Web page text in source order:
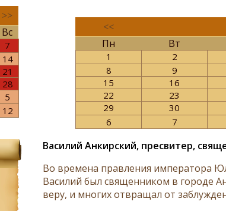
>>
Вс
7
14
21
28
5
12
<<
Пн
Вт
1 2
8
9
15
16
22
23
29
30
6
7
Василий Анкирский, пресвитер,
Во времена правления императора
Василий был священником в городе
веру, и многих отвращал от